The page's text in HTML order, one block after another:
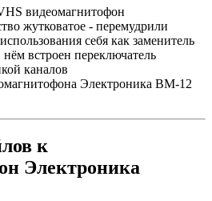
видеомагнитофон
жутковатое - перемудрили
себя как заменитель
нём встроен переключатель
каналов
Электроника ВМ-12
к
Электроника